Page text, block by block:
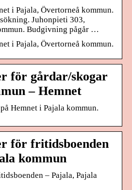
i Pajala, Övertorneå kommun.
Juhonpieti 303,
Budgivning pågår …
i Pajala, Övertorneå kommun.
för gårdar/skogar
– Hemnet
Hemnet i Pajala kommun.
för fritidsboenden
kommun
– Pajala, Pajala